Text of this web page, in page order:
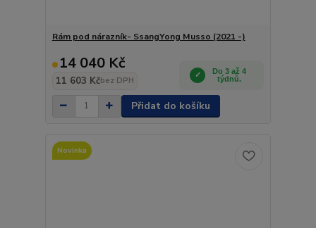
Rám pod nárazník- SsangYong Musso (2021 -)
14 040 Kč
11 603 Kčbez DPH
Do 3 až 4
týdnů.
Přidat do košíku
Novinka